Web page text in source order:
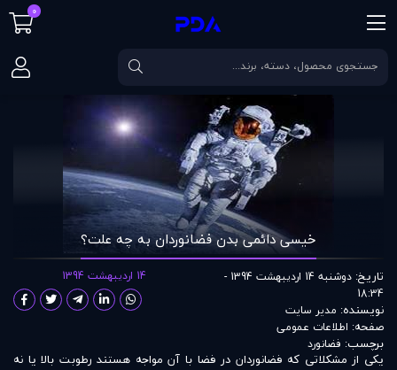
صفحه اصلی مقالات خیسی دائمی بدن فضانوردان به چه علت؟
خیسی دائمی بدن فضانوردان به چه علت؟
تاریخ:
دوشنبه 14 اردیبهشت 1394 -
18:34
نویسنده: مدير سايت
صفحه: اطلاعات عمومی
برچسب: فضانورد
14 اردیبهشت 1394
یکی از مشکلاتی که فضانوردان در فضا با آن مواجه هستند رطوبت بالا یا نه
0